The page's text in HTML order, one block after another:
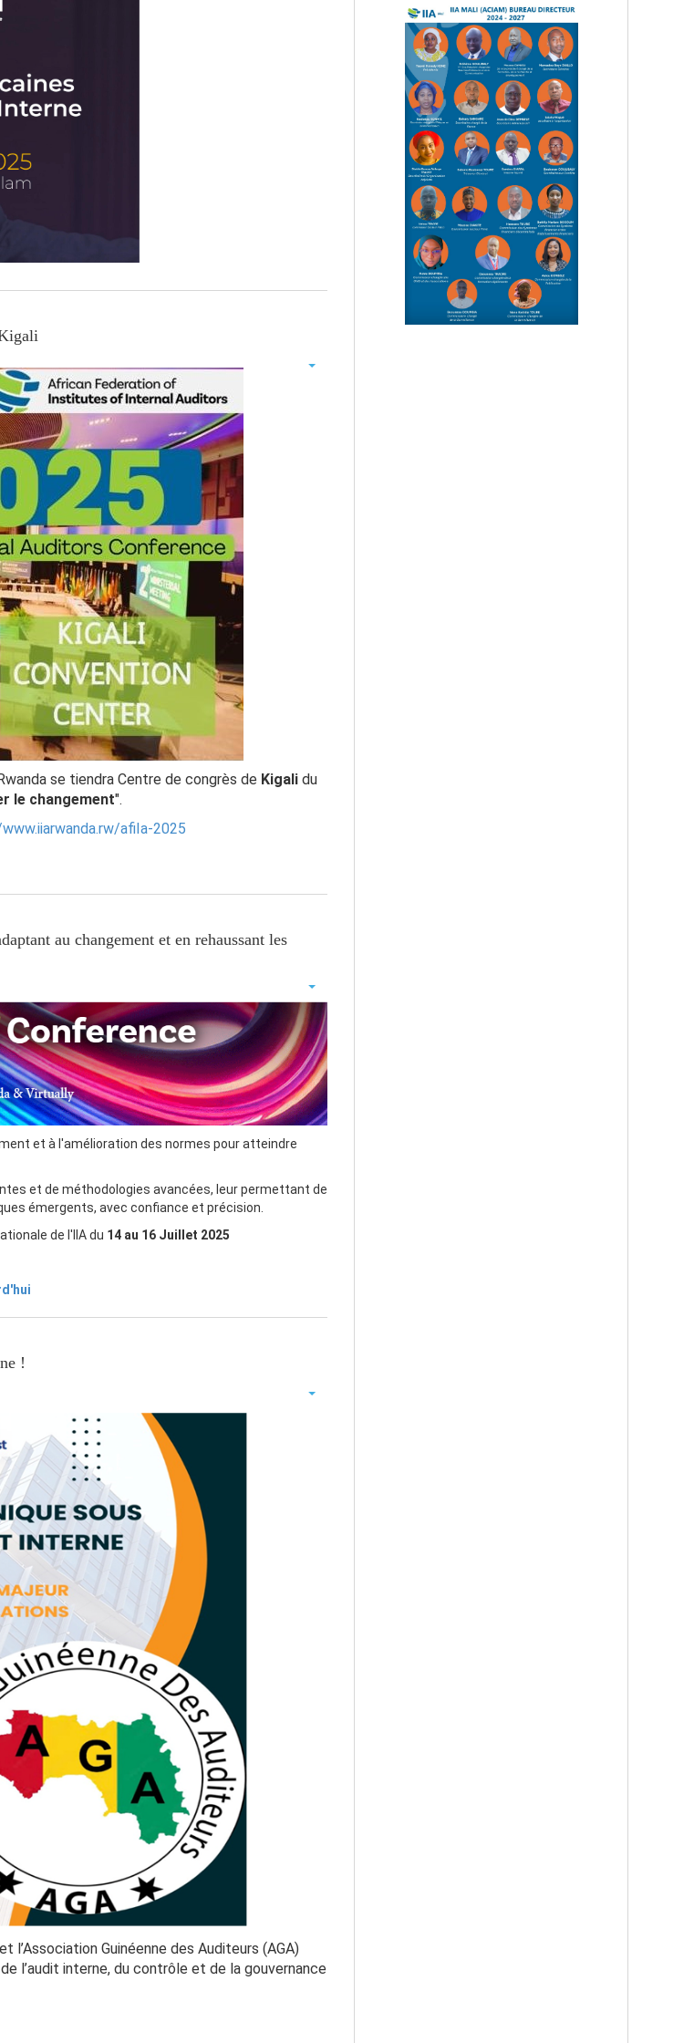
se tiendra Centre de congrès de Kigali du
le changement".
afiIa-2025
au changement et en rehaussant les
et à l'amélioration des normes pour atteindre
et de méthodologies avancées, leur permettant de
émergents, avec confiance et précision.
de l'IIA du 14 au 16 Juillet 2025
!
l’Association Guinéenne des Auditeurs (AGA)
l’audit interne, du contrôle et de la gouvernance